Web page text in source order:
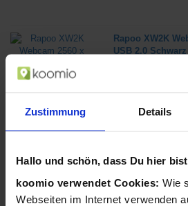
Zustimmung Details
Hallo und schön, dass Du hier
koomio verwendet Cookies: Wie
Webseiten im Internet verwenden
Rapoo XW2K
USB 2.0
in 4 Geschäften